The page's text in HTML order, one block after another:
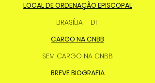
LOCAL DE ORDENAÇÃO EPISCOPAL
BRASÍLIA – DF
CARGO NA CNBB
SEM CARGO NA CNBB
BREVE BIOGRAFIA